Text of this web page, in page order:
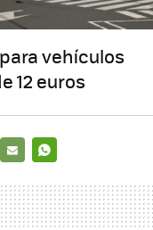
vehículos
12 euros
MAIL